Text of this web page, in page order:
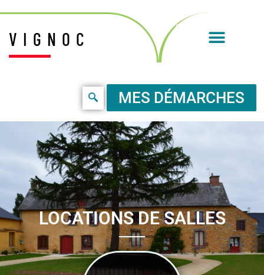
VIGNOC
MES DÉMARCHES
LOCATIONS DE SALLES